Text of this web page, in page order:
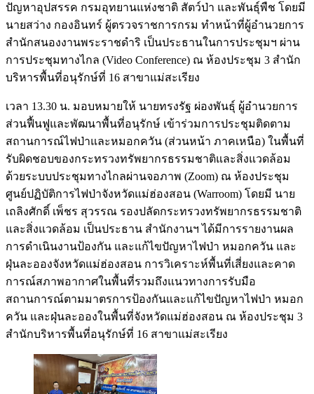
ปัญหาอุปสรรค กรมอุทยานแห่งชาติ สัตว์ป่า และพันธุ์พืช โดยมี
นายสว่าง กองอินทร์ ผู้ตรวจราชการกรม ทำหน้าที่ผู้อำนวยการ
สำนักสนองงานพระราชดำริ เป็นประธานในการประชุมฯ ผ่าน
การประชุมทางไกล (Video Conference) ณ ห้องประชุม 3 สำนัก
บริหารพื้นที่อนุรักษ์ที่ 16 สาขาแม่สะเรียง
เวลา 13.30 น. มอบหมายให้ นายทรงรัฐ ผ่องพันธุ์ ผู้อำนวยการ
ส่วนฟื้นฟูและพัฒนาพื้นที่อนุรักษ์ เข้าร่วมการประชุมติดตาม
สถานการณ์ไฟป่าและหมอกควัน (ส่วนหน้า ภาคเหนือ) ในพื้นที่
รับผิดชอบของกระทรวงทรัพยากร​ธรรมชาติ​และ​สิ่ง​แวดล้อม​
ด้วยระบบประชุมทางไกลผ่านจอภาพ (Zoom) ณ ห้องประชุม
ศูนย์ปฏิบัติการไฟป่าจังหวัดแม่ฮ่องสอน (Warroom) โดยมี นาย
เถลิงศักดิ์ เพ็ชร สุวรรณ รองปลัดกระทรวงทรัพยากร​ธรรมชาติ
และ​สิ่ง​แวดล้อม เป็นประธาน สำนักงานฯ ได้มีการรายงานผล
การดำเนินงานป้องกัน และแก้ไขปัญหาไฟป่า หมอกควัน และ
ฝุ่นละอองจังหวัดแม่ฮ่องสอน การวิเคราะห์พื้นที่เสี่ยงและคาด
การณ์สภาพอากาศในพื้นที่รวมถึงแนวทางการรับมือ
สถานการณ์ตามมาตรการป้องกันและแก้ไขปัญหาไฟป่า หมอก
ควัน และฝุ่นละอองในพื้นที่จังหวัดแม่ฮ่องสอน ณ ห้องประชุม 3
สำนักบริหารพื้นที่อนุรักษ์ที่ 16 สาขาแม่สะเรียง